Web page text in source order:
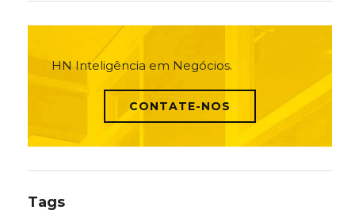
HN Inteligência em Negócios.
CONTATE-NOS
Tags